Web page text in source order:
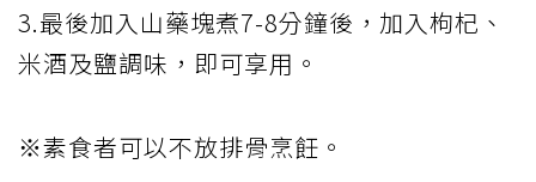
3.最後加入山藥塊煮7-8分鐘後，加入枸杞、
米酒及鹽調味，即可享用。
※素食者可以不放排骨烹飪。